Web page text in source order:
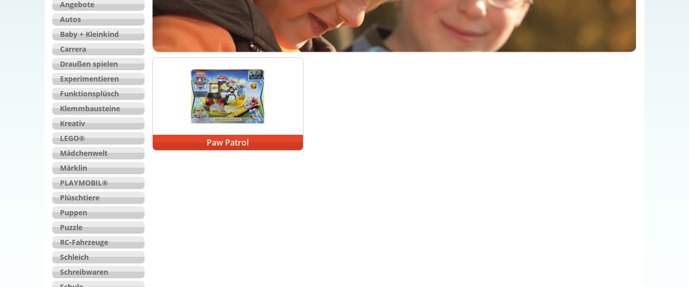
Angebote
Autos
Baby + Kleinkind
Carrera
Draußen spielen
Experimentieren
Funktionsplüsch
Klemmbausteine
Kreativ
LEGO®
Mädchenwelt
Märklin
PLAYMOBIL®
Plüschtiere
Puppen
Puzzle
RC-Fahrzeuge
Schleich
Schreibwaren
Paw Patrol